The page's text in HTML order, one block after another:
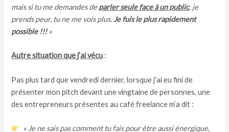
mais si tu me demandes deparler seule face à un public, je
prends peur, tu ne me vois plus. Je fuis le plus rapidement
possible !!!»
Autre situation que j’ai vécu :
Pas plus tard que vendredi dernier, lorsque j’ai eu fini de
présenter mon pitch devant une vingtaine de personnes, une
des entrepreneurs présentes au café freelance m’a dit :
« Je ne sais pas comment tu fais pour être aussi énergique,